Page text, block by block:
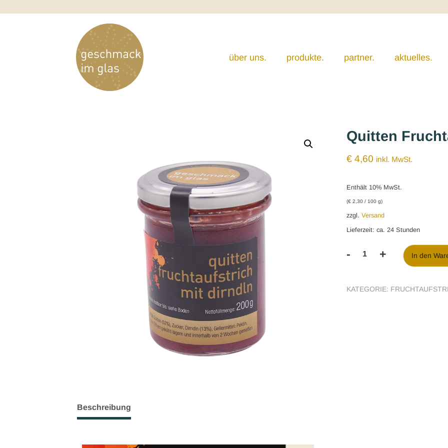
über uns. produkte. partner. aktuelles.
Quitten
€4,60 inkl. MwSt.
Enthält 10% MwSt.
(€2,30/ 100 g)
zzgl. Versand
Lieferzeit: ca. 24 Stunden
-
mit
+ In den
KATEGORIE:
Beschreibung